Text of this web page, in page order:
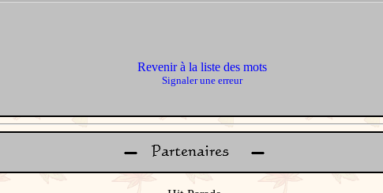
Revenir à la liste des mots
Signaler une erreur